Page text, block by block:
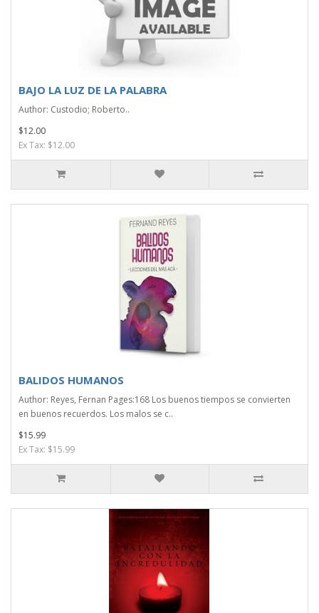
BAJO LA LUZ DE LA PALABRA
Author: Custodio; Roberto..
$12.00
Ex Tax: $12.00
BALIDOS HUMANOS
Author: Reyes, Fernan Pages:168 Los buenos tiempos se convierten
en buenos recuerdos. Los malos se c..
$15.99
Ex Tax: $15.99